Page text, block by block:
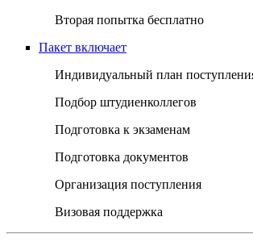
Вторая попытка бесплатно
Пакет включает
Индивидуальный план
Подбор штудиенколлегов
Подготовка к экзаменам
Подготовка документов
Организация поступления
Визовая поддержка